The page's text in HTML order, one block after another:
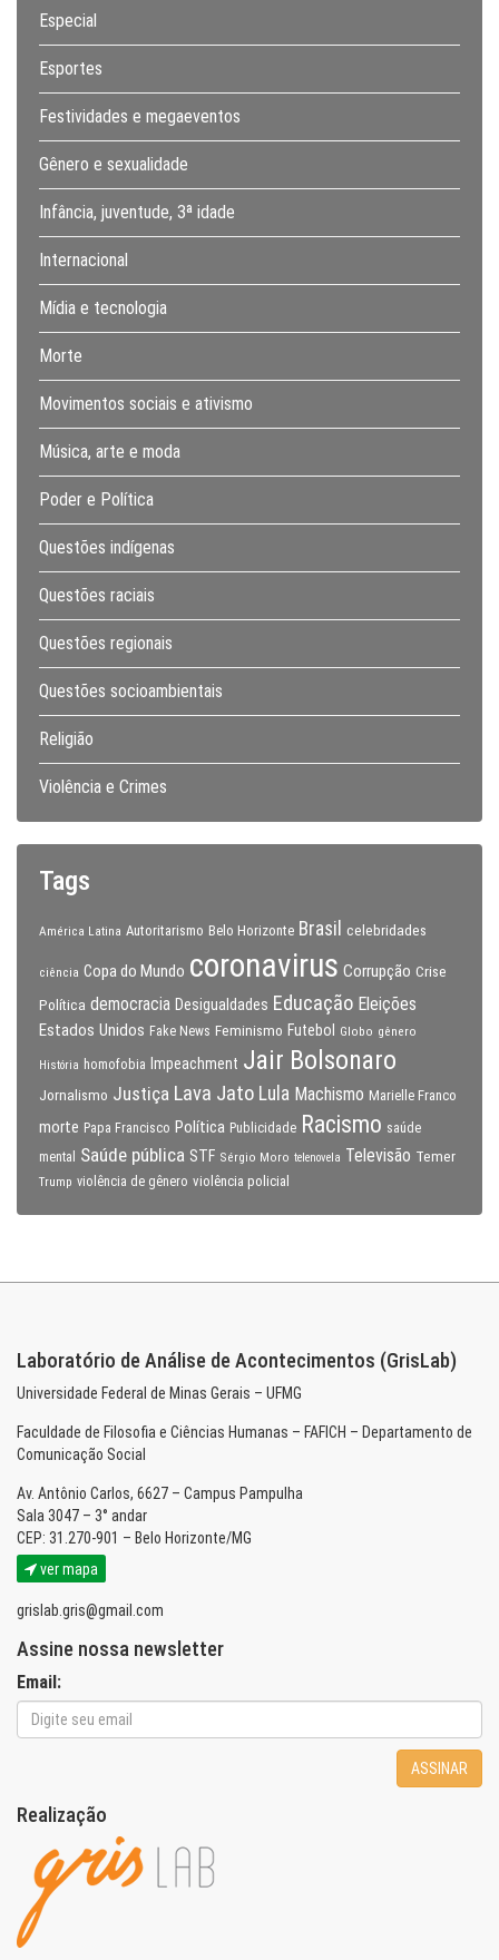
Especial
Esportes
Festividades e megaeventos
Gênero e sexualidade
Infância, juventude, 3ª idade
Internacional
Mídia e tecnologia
Morte
Movimentos sociais e ativismo
Música, arte e moda
Poder e Política
Questões indígenas
Questões raciais
Questões regionais
Questões socioambientais
Religião
Violência e Crimes
Tags
América Latina Autoritarismo Belo Horizonte Brasil celebridades
ciência Copa do Mundo coronavirus Corrupção Crise
Política democracia Desigualdades Educação Eleições
Estados Unidos Fake News Feminismo Futebol Globo gênero
História homofobia Impeachment Jair Bolsonaro
Jornalismo Justiça Lava Jato Lula Machismo Marielle Franco
morte Papa Francisco Política Publicidade Racismo saúde
mental
Saúde pública STF Sérgio Moro telenovela Televisão Temer
Trump violência de gênero violência policial
Laboratório de Análise de Acontecimentos (GrisLab)
Universidade Federal de Minas Gerais – UFMG
Faculdade de Filosofia e Ciências Humanas – FAFICH – Departamento de
Comunicação Social
Av. Antônio Carlos, 6627 – Campus Pampulha
Sala 3047 – 3° andar
CEP: 31.270-901 – Belo Horizonte/MG
ver mapa
grislab.gris@gmail.com
Assine nossa newsletter
Email:
ASSINAR
Realização